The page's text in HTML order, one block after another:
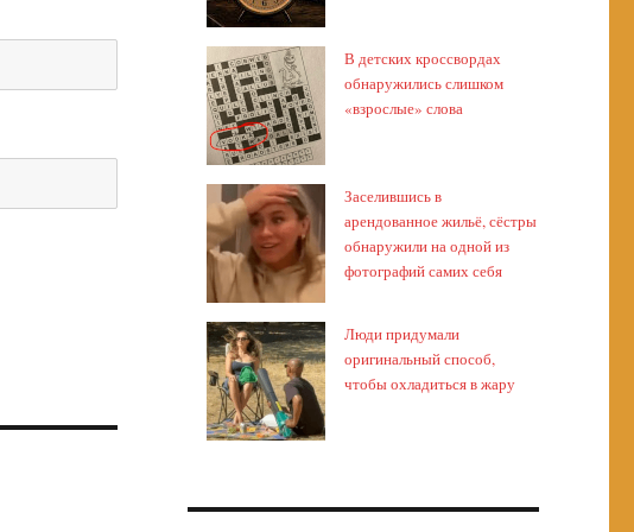
В детских кроссвордах
обнаружились слишком
«взрослые» слова
Заселившись в
арендованное жильё, сёстры
обнаружили на одной из
фотографий самих себя
Люди придумали
оригинальный способ,
чтобы охладиться в жару